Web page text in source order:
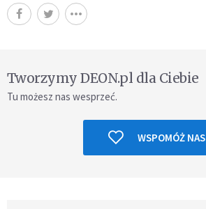
Tworzymy DEON.pl dla Ciebie
Tu możesz nas wesprzeć.
WSPOMÓŻ NAS